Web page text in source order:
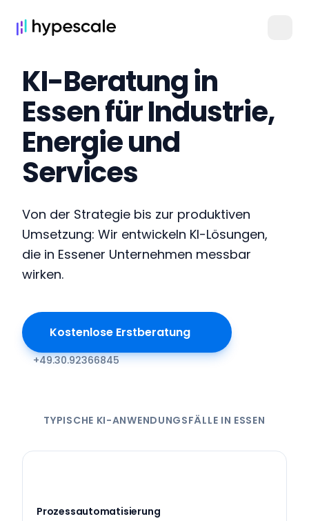
KI-Beratung in
Essen für Industrie,
Energie und
Services
Von der Strategie bis zur produktiven
Umsetzung: Wir entwickeln KI-Lösungen,
die in Essener Unternehmen messbar
wirken.
Kostenlose Erstberatung
+49.30.92366845
TYPISCHE KI-ANWENDUNGSFÄLLE IN ESSEN
Prozessautomatisierung